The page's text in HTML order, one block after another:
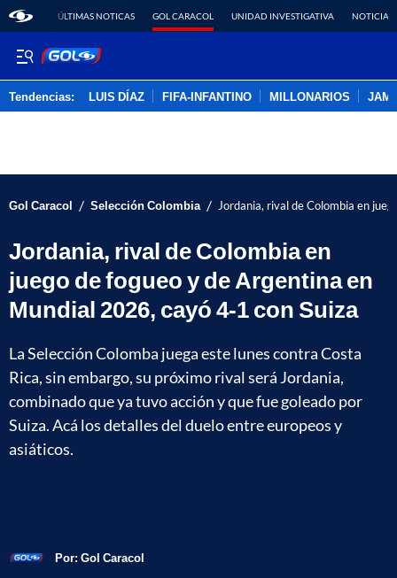
ÚLTIMAS NOTICAS GOL CARACOL UNIDAD INVESTIGATIVA NOTICIAS
Tendencias: LUIS DÍAZ FIFA-INFANTINO MILLONARIOS
Gol Caracol / Selección Colombia / Jordania, rival de Colombia en
Jordania, rival de Colombia en
juego de fogueo y de Argentina en
Mundial 2026, cayó 4-1 con Suiza
La Selección Colomba juega este lunes contra Costa
Rica, sin embargo, su próximo rival será Jordania,
combinado que ya tuvo acción y que fue goleado por
Suiza. Acá los detalles del duelo entre europeos y
asiáticos.
Por: Gol Caracol